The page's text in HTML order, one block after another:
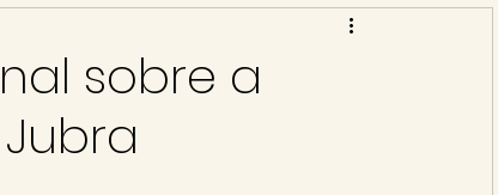
sobre a